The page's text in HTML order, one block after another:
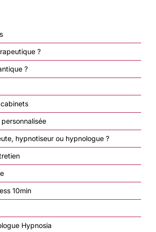
?
?
hypnotiseur ou hypnologue ?
10min
Hypnosia